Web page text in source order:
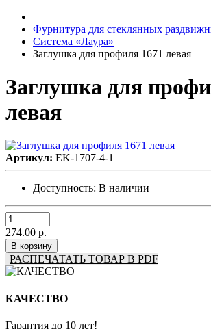
Фурнитура для стеклянных
Система «Лаура»
Заглушка для профиля 1671 левая
Заглушка для
левая
Артикул: EK-1707-4-1
Доступность: В наличии
274.00 р.
В корзину
РАСПЕЧАТАТЬ ТОВАР В PDF
КАЧЕСТВО
Гарантия до 10 лет!